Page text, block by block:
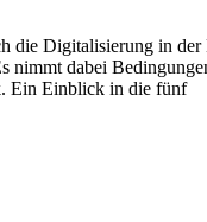
die Digitalisierung in
nimmt dabei
Ein Einblick in die fünf